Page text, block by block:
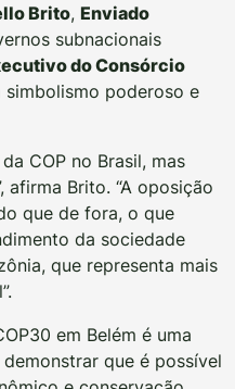
Brito, Enviado
subnacionais
do Consórcio
simbolismo poderoso e
COP no Brasil, mas
afirma Brito. “A oposição
que de fora, o que
da sociedade
que representa mais
em Belém é uma
que é possível